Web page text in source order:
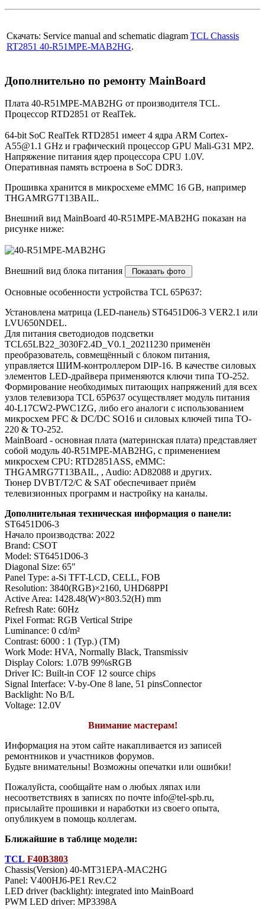
Скачать: Service manual and schematic diagram TCL Chassis
RT2851 40-R51MPE-MAB2HG.
Дополнительно по ремонту MainBoard
Плата 40-R51MPE-MAB2HG от производителя TCL.
Процессор RTD2851 от RealTek.
64-bit SoC RealTek RTD2851 имеет 4 ядра ARM Cortex-
A55@1.1 GHz и графический процессор GPU Mali-G31 MP2.
Напряжение питания ядер процессора CPU 1.0V.
Оперативная память встроена в SoC DDR3.
Прошивка хранится в микросхеме eMMC 16 GB, например
THGAMRG7T13BAIL.
Внешний вид MainBoard 40-R51MPE-MAB2HG показан на
рисунке ниже:
Внешний вид блока питания
Основные особенности устройства TCL 65P637:
Установлена матрица (LED-панель) ST6451D06-3 VER2.1 или
LVU650NDEL.
Для питания светодиодов подсветки
TCL65LB22_3030F2.4D_V0.1_20211230 применён
преобразователь, совмещённый с блоком питания,
управляется ШИМ-контроллером DIP-16. В качестве силовых
элементов LED-драйвера применяются ключи типа TO-252.
Формирование необходимых питающих напряжений для всех
узлов телевизора TCL 65P637 осуществляет модуль питания
40-L17CW2-PWC1ZG, либо его аналоги c использованием
микросхем PFC & DC/DC SO16 и силовых ключей типа TO-
220 & TO-252.
MainBoard - основная плата (материнская плата) представляет
собой модуль 40-R51MPE-MAB2HG, с применением
микросхем CPU: RTD2851ASS, eMMC:
THGAMRG7T13BAIL, , Audio: AD82088 и других.
Тюнер DVBT/T2/C & SAT обеспечивает приём
телевизионных программ и настройку на каналы.
Дополнительная техническая информация о панели:
ST6451D06-3
Начало производства: 2022
Brand: CSOT
Model: ST6451D06-3
Diagonal Size: 65"
Panel Type: a-Si TFT-LCD, CELL, FOB
Resolution: 3840(RGB)×2160, UHD68PPI
Active Area: 1428.48(W)×803.52(H) mm
Refresh Rate: 60Hz
Pixel Format: RGB Vertical Stripe
Luminance: 0 cd/m²
Contrast: 6000 : 1 (Typ.) (TM)
Work Mode: HVA, Normally Black, Transmissiv
Display Colors: 1.07B 99%sRGB
Driver IC: Built-in COF 12 source chips
Signal Interface: V-by-One 8 lane, 51 pinsConnector
Backlight: No B/L
Voltage: 12.0V
Внимание мастерам!
Информация на этом сайте накапливается из записей
ремонтников и участников форумов.
Будьте внимательны! Возможны опечатки или ошибки!
Пожалуйста, сообщайте нам о любых ляпах или
несоответствиях в записях по почте info@tel-spb.ru,
присылайте прошивки и наработки из своего опыта,
опубликуем в помощь коллегам.
Ближайшие в таблице модели:
TCL F40B3803
Chassis(Version) 40-MT31EPA-MAC2HG
Panel: V400HJ6-PE1 Rev.C2
LED driver (backlight): integrated into MainBoard
PWM LED driver: MP3398A